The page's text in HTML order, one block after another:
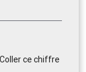
ce chiffre